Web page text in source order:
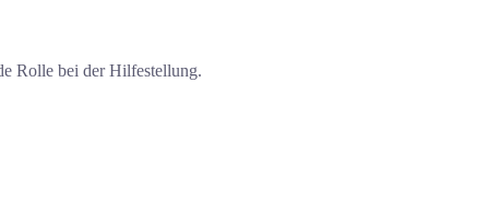
Rolle bei der Hilfestellung.